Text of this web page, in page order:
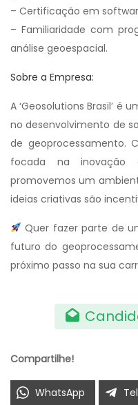
– Certificação em
– Familiaridade com
análise geoespacial.
Sobre a Empresa:
A ‘Geosolutions Brasil’ é
no desenvolvimento de
de geoprocessamento.
focada na inovação
promovemos um
ideias criativas são
Quer fazer parte de
futuro do
próximo passo na sua
Compartilhe!
WhatsApp